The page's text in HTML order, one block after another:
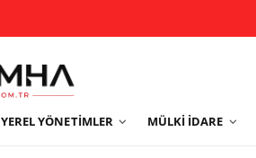
YEREL YÖNETIMLER MÜLKI İDARE